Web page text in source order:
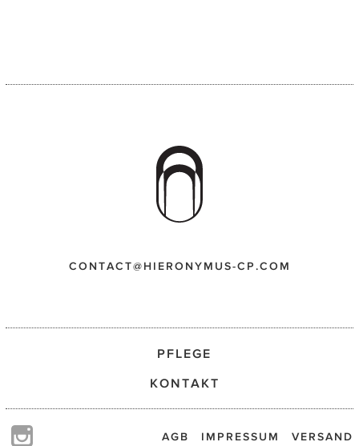
CONTACT@HIERONYMUS-CP.COM
PFLEGE
KONTAKT
VERSAND
IMPRESSUM
AGB